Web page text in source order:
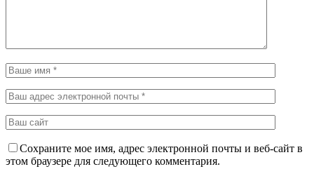
Сохраните мое имя, адрес электронной почты и веб-сайт в
этом браузере для следующего комментария.